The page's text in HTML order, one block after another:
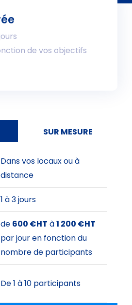
de vos objectifs
SUR MESURE
Dans vos locaux ou à
distance
1 à 3 jours
de 600 €HT à1 200 €HT
par jour en fonction du
nombre de participants
De 1 à 10 participants